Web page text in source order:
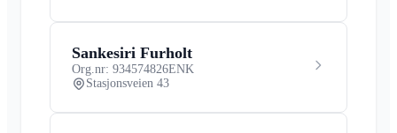
Sankesiri Furholt
Org.nr: 934574826ENK
Stasjonsveien 43